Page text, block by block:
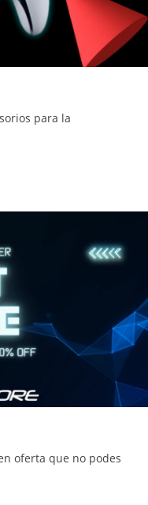
para la
oferta que no podes